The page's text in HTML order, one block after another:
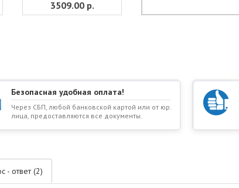
3509.00р.
Безопасная удобная оплата!
Через СБП, любой банковской картой или от юр.
лица, предоставляются все документы.
- ответ (2)